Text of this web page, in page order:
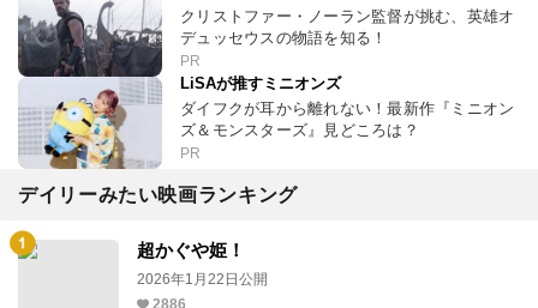
クリストファー・ノーラン監督が挑む、英雄オ
デュッセウスの物語を知る！
PR
LiSAが推すミニオンズ
ダイフクが耳から離れない！最新作『ミニオン
ズ＆モンスターズ』見どころは？
PR
デイリーみたい映画ランキング
超かぐや姫！
2026年1月22日公開
2886